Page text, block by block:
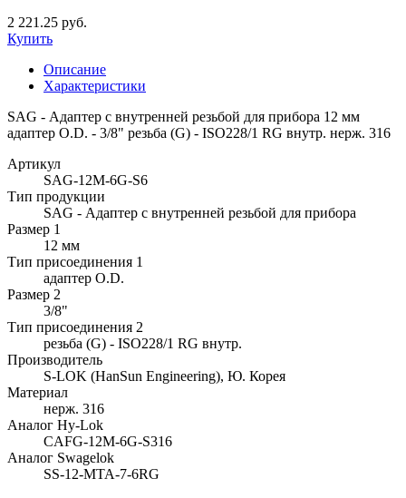
2 221.25 руб.
Купить
Описание
Характеристики
SAG - Адаптер с внутренней резьбой для прибора 12 мм
адаптер O.D. - 3/8" резьба (G) - ISO228/1 RG внутр. нерж. 316
Артикул
SAG-12M-6G-S6
Тип продукции
SAG - Адаптер с внутренней резьбой для прибора
Размер 1
12 мм
Тип присоединения 1
адаптер O.D.
Размер 2
3/8"
Тип присоединения 2
резьба (G) - ISO228/1 RG внутр.
Производитель
S-LOK (HanSun Engineering), Ю. Корея
Материал
нерж. 316
Аналог Hy-Lok
CAFG-12M-6G-S316
Аналог Swagelok
SS-12-MTA-7-6RG